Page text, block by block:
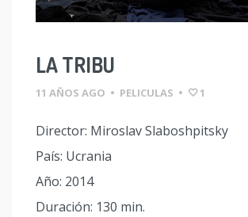
LA TRIBU
11 AÑOS AGO • PELICULAS • 1
Director: Miroslav Slaboshpitsky
País: Ucrania
Año: 2014
Duración: 130 min.